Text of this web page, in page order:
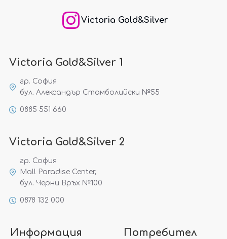
Victoria Gold&Silver
Victoria Gold&Silver 1
гр. София
бул. Александър Стамболийски №55
0885 551 660
Victoria Gold&Silver 2
гр. София
Mall Paradise Center,
бул. Черни Връх №100
0878 132 000
Информация Потребител